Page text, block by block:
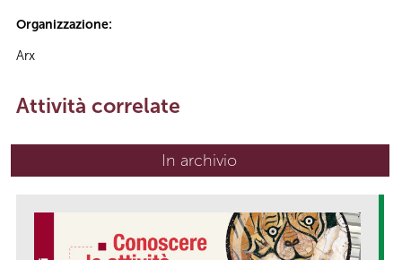
Organizzazione:
Arx
Attività correlate
In archivio